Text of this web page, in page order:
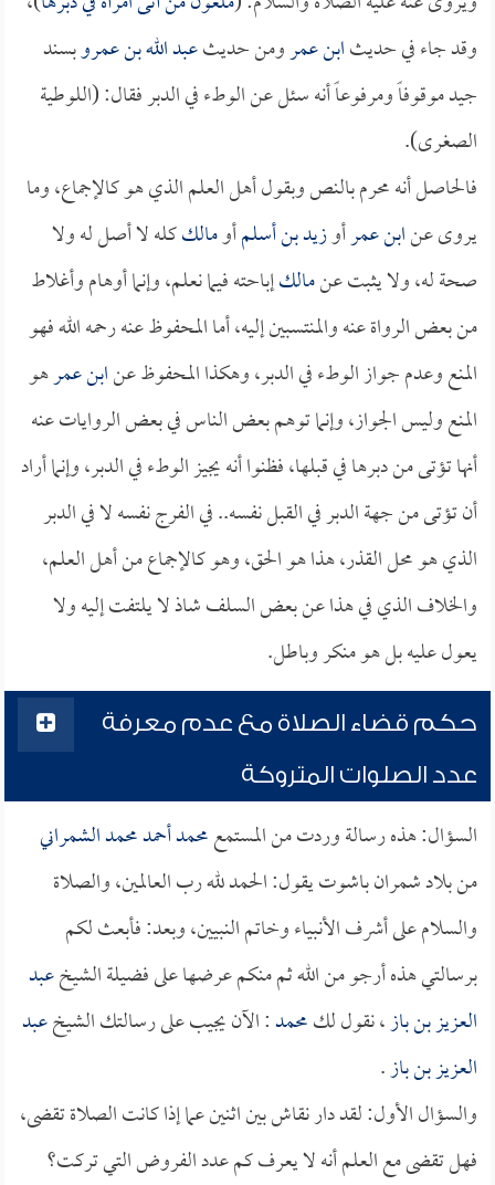
وقد جاء في حديثابن عمرومن حديثعبد الله بن عمروبسند
جيد موقوفاً ومرفوعاً أنه سئل عن الوطء في الدبر فقال: (اللوطية
الصغرى).
فالحاصل أنه محرم بالنص وبقول أهل العلم الذي هو كالإجماع، وما
يروى عنابن عمرأوزيد بن أسلمأومالككله لا أصل له ولا
صحة له، ولا يثبت عنمالكإباحته فيما نعلم، وإنما أوهام وأغلاط
من بعض الرواة عنه والمنتسبين إليه، أما المحفوظ عنه رحمه الله فهو
المنع وعدم جواز الوطء في الدبر، وهكذا المحفوظ عنابن عمرهو
المنع وليس الجواز، وإنما توهم بعض الناس في بعض الروايات عنه
أنها تؤتى من دبرها في قبلها، فظنوا أنه يجيز الوطء في الدبر، وإنما أراد
أن تؤتى من جهة الدبر في القبل نفسه.. في الفرج نفسه لا في الدبر
الذي هو محل القذر، هذا هو الحق، وهو كالإجماع من أهل العلم،
والخلاف الذي في هذا عن بعض السلف شاذ لا يلتفت إليه ولا
يعول عليه بل هو منكر وباطل.
حكم قضاء الصلاة مع عدم معرفة
عدد الصلوات المتروكة
السؤال: هذه رسالة وردت من المستمعمحمد أحمد محمد الشمراني
من بلاد شمران باشوت يقول: الحمد لله رب العالمين، والصلاة
والسلام على أشرف الأنبياء وخاتم النبيين، وبعد: فأبعث لكم
برسالتي هذه أرجو من الله ثم منكم عرضها على فضيلة الشيخعبد
العزيز بن باز، نقول لكمحمد: الآن يجيب على رسالتك الشيخعبد
العزيز بن باز.
والسؤال الأول: لقد دار نقاش بين اثنين عما إذا كانت الصلاة تقضى،
فهل تقضى مع العلم أنه لا يعرف كم عدد الفروض التي تركت؟